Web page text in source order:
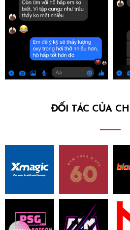
ĐỐI TÁC CỦA